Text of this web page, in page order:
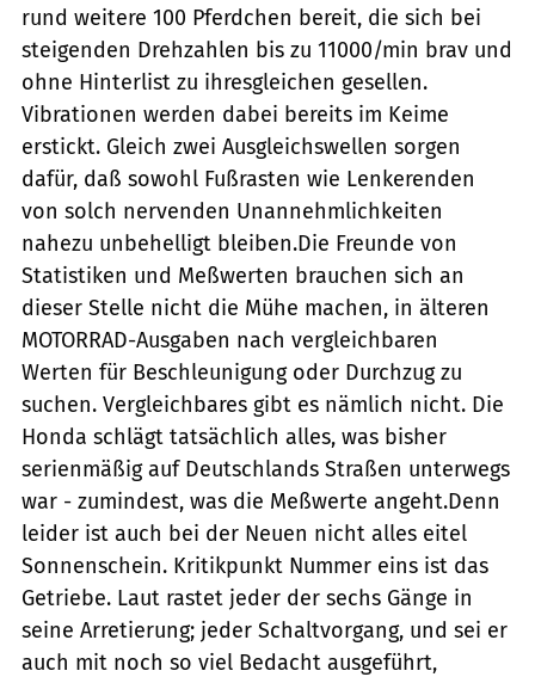
rund weitere 100 Pferdchen bereit, die sich bei
steigenden Drehzahlen bis zu 11000/min brav und
ohne Hinterlist zu ihresgleichen gesellen.
Vibrationen werden dabei bereits im Keime
erstickt. Gleich zwei Ausgleichswellen sorgen
dafür, daß sowohl Fußrasten wie Lenkerenden
von solch nervenden Unannehmlichkeiten
nahezu unbehelligt bleiben.Die Freunde von
Statistiken und Meßwerten brauchen sich an
dieser Stelle nicht die Mühe machen, in älteren
MOTORRAD-Ausgaben nach vergleichbaren
Werten für Beschleunigung oder Durchzug zu
suchen. Vergleichbares gibt es nämlich nicht. Die
Honda schlägt tatsächlich alles, was bisher
serienmäßig auf Deutschlands Straßen unterwegs
war - zumindest, was die Meßwerte angeht.Denn
leider ist auch bei der Neuen nicht alles eitel
Sonnenschein. Kritikpunkt Nummer eins ist das
Getriebe. Laut rastet jeder der sechs Gänge in
seine Arretierung; jeder Schaltvorgang, und sei er
auch mit noch so viel Bedacht ausgeführt,